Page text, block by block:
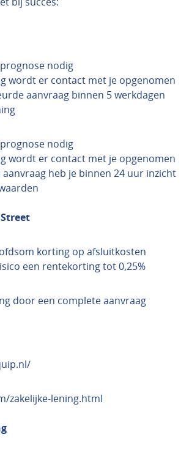
nodig
wordt er contact met je opgenomen
aanvraag binnen 5 werkdagen
nodig
wordt er contact met je opgenomen
heb je binnen 24 uur inzicht
korting op afsluitkosten
een rentekorting tot 0,25%
door een complete aanvraag
zakelijke-lening.html